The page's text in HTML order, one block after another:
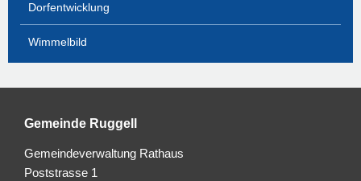
Dorfentwicklung
Wimmelbild
Gemeinde Ruggell
Gemeindeverwaltung Rathaus
Poststrasse 1